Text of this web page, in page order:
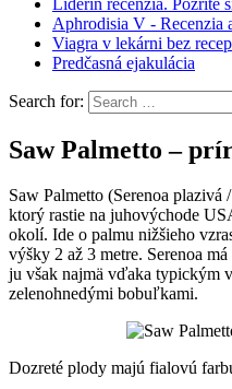
Aphrodisia V - Recenzia
Viagra v lekárni bez
Predčasná ejakulácia
Search for:
Saw Palmetto –
Saw Palmetto (Serenoa plazivá
ktorý rastie na juhovýchode
okolí. Ide o palmu nižšieho
výšky 2 až 3 metre. Serenoa
ju však najmä vďaka typickým
zelenohnedými bobuľkami.
Dozreté plody majú fialovú